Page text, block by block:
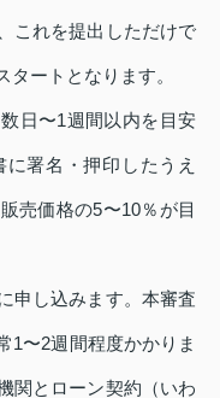
これを提出しただけで
ートとなります。
日〜1週間以内を目安
署名・押印したうえ
売価格の5〜10％が目
申し込みます。本審査
1〜2週間程度かかりま
関とローン契約（いわ